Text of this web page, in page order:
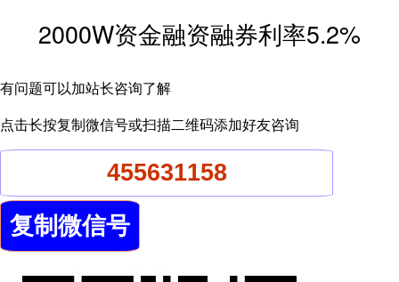
2000W资金融资融券利率5.2%
有问题可以加站长咨询了解
点击长按复制微信号或扫描二维码添加好友咨询